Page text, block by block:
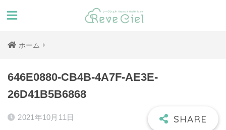
ホーム
646E0880-CB4B-4A7F-AE3E-
26D41B5B6868
2021年10月11日